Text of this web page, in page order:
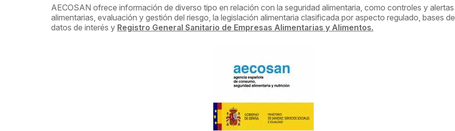
AECOSAN ofrece información de diverso tipo en relación con la seguridad alimentaria, como controles y alertas
alimentarias, evaluación y gestión del riesgo, la legislación alimentaria clasificada por aspecto regulado, bases de
datos de interés y Registro General Sanitario de Empresas Alimentarias y Alimentos.